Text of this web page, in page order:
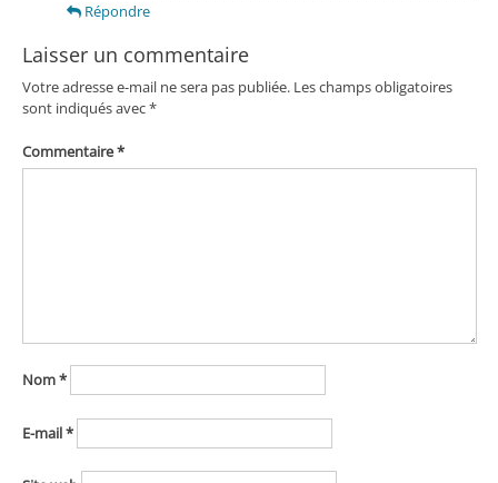
Répondre
Laisser un commentaire
Votre adresse e-mail ne sera pas publiée. Les champs obligatoires
sont indiqués avec*
Commentaire*
Nom*
E-mail*